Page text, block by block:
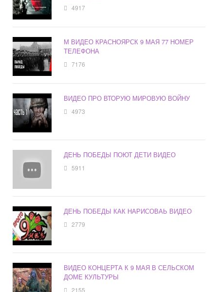
4917
М ВИДЕО КРАСНОЯРСК 9 МАЯ 77 НОМЕР
ТЕЛЕФОНА
7176
ВИДЕО ПРО ВТОРУЮ МИРОВУЮ ВОЙНУ
4973
ДЕНЬ ПОБЕДЫ ПОЮТ ДЕТИ ВИДЕО
5911
ДЕНЬ ПОБЕДЫ КАК НАРИСОВАЬ ВИДЕО
2779
ВИДЕО КОНЦЕРТА К 9 МАЯ В СЕЛЬСКОМ
ДОМЕ КУЛЬТУРЫ
2155